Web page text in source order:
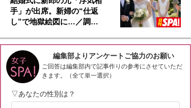
手」が出席。新婦の“仕返
し”で地獄絵図に…／調…